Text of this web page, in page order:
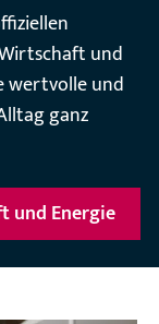
und
wertvolle und
ganz
und Energie